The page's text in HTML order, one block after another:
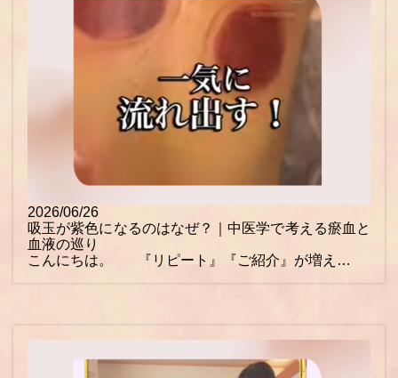
2026/06/26
吸玉が紫色になるのはなぜ？｜中医学で考える瘀血と
血液の巡り
こんにちは。 『リピート』『ご紹介』が増え…